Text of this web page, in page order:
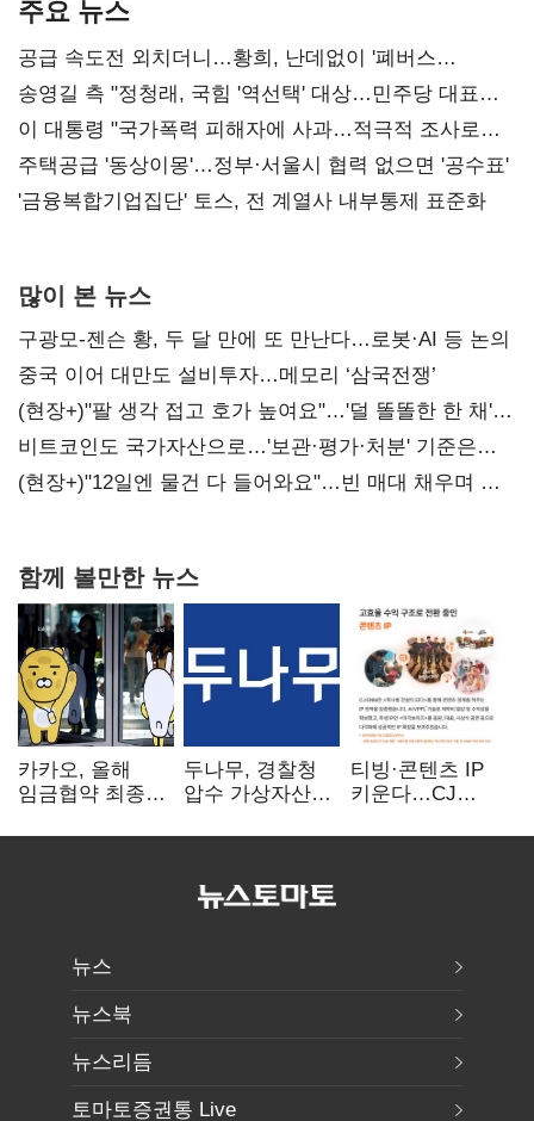
주요 뉴스
공급 속도전 외치더니…황희, 난데없이 '폐버스
리모델링' 제안
송영길 측 "정청래, 국힘 '역선택' 대상…민주당 대표로
총선 지휘 못해"
이 대통령 "국가폭력 피해자에 사과…적극적 조사로
진실 밝혀야"
주택공급 '동상이몽'…정부·서울시 협력 없으면 '공수표'
'금융복합기업집단' 토스, 전 계열사 내부통제 표준화
많이 본 뉴스
구광모-젠슨 황, 두 달 만에 또 만난다…로봇·AI 등 논의
중국 이어 대만도 설비투자…메모리 ‘삼국전쟁’
(현장+)"팔 생각 접고 호가 높여요"…'덜 똘똘한 한 채'
20억 키맞추기
비트코인도 국가자산으로…'보관·평가·처분' 기준은
숙제
(현장+)"12일엔 물건 다 들어와요"…빈 매대 채우며 문
함께 볼만한 뉴스
카카오, 올해
임금협약 최종
인상·격려금
두나무, 경찰청
압수 가상자산
커스터디 사업
티빙·콘텐츠 IP
키운다…CJ
글로벌 확장 가속
뉴스
뉴스북
뉴스리듬
토마토증권통 Live